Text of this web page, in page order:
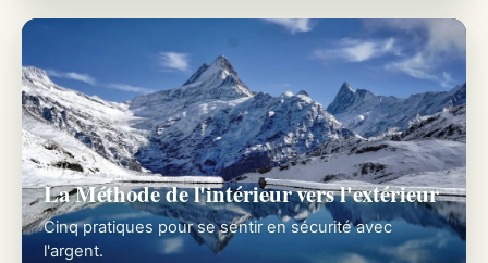
La Méthode de l'intérieur vers l'extérieur
Cinq pratiques pour se sentir en sécurité avec
l'argent.